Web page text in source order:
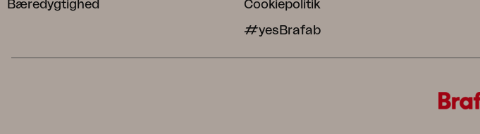
Bæredygtighed Cookiepolitik
#yesBrafab